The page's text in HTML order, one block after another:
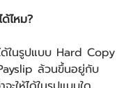
ไหม?
ในรูปแบบ Hard Copy
ล้วนขึ้นอยู่กับ